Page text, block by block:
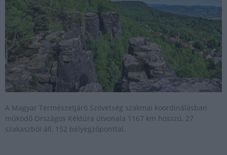
A Magyar Természetjáró Szövetség szakmai koordinálásban
működő Országos Kéktúra útvonala 1167 km hosszú, 27
szakaszból áll, 152 bélyegzőponttal.